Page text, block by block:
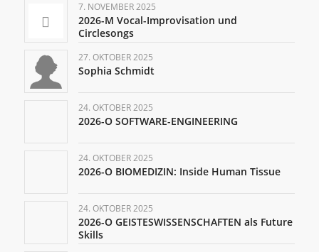
7. NOVEMBER 2025
2026-M Vocal-Improvisation und
Circlesongs
27. OKTOBER 2025
Sophia Schmidt
24. OKTOBER 2025
2026-O SOFTWARE-ENGINEERING
24. OKTOBER 2025
2026-O BIOMEDIZIN: Inside Human Tissue
24. OKTOBER 2025
2026-O GEISTESWISSENSCHAFTEN als Future
Skills